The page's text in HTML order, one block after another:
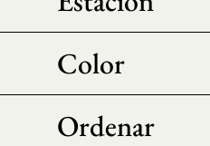
Color
Ordenar